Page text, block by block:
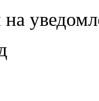
на